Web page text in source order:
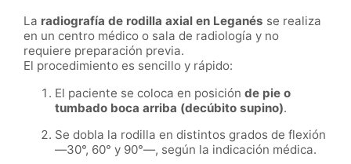
La radiografía de rodilla axial en Leganés se realiza
en un centro médico o sala de radiología y no
requiere preparación previa.
El procedimiento es sencillo y rápido:
El paciente se coloca en posición de pie o
tumbado boca arriba (decúbito supino).
Se dobla la rodilla en distintos grados de flexión
—30°, 60° y 90°—, según la indicación médica.